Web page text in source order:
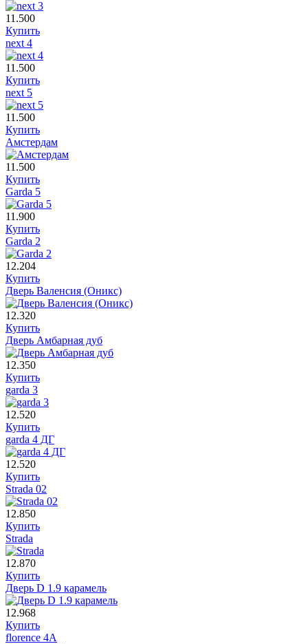
11.500
Купить
next 4
11.500
Купить
next 5
11.500
Купить
Амстердам
11.500
Купить
Garda 5
11.900
Купить
Garda 2
12.204
Купить
Дверь Валенсия (Оникс)
12.320
Купить
Дверь Амбарная дуб
12.350
Купить
garda 3
12.520
Купить
garda 4 ДГ
12.520
Купить
Strada 02
12.850
Купить
Strada
12.870
Купить
Дверь D 1.9 карамель
12.968
Купить
florence 4A